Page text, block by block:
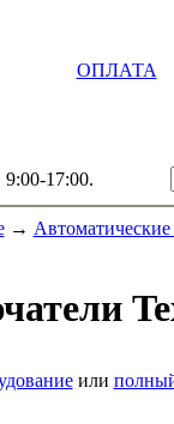
ОПЛАТА
17:00.
→
или